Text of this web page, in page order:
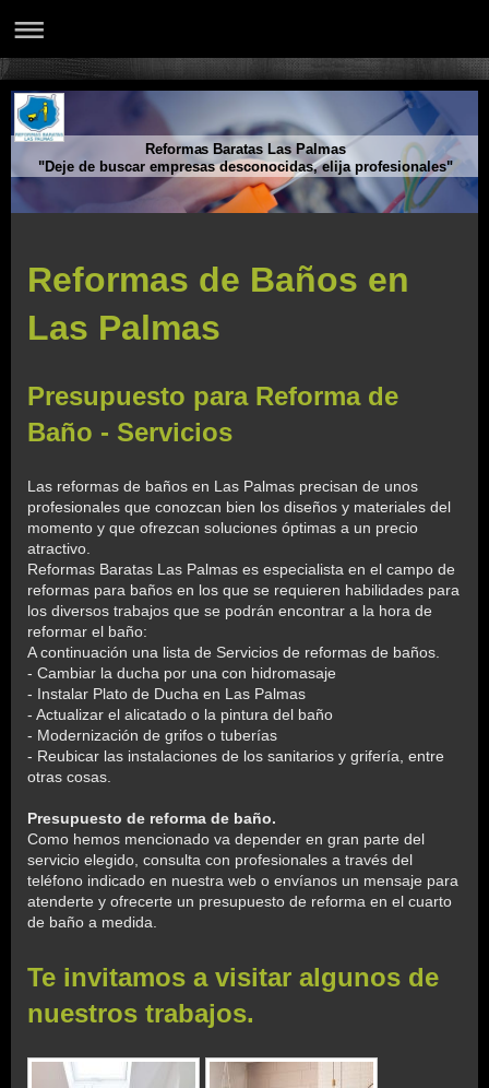
Reformas Baratas Las Palmas
"Deje de buscar empresas desconocidas, elija profesionales"
Reformas de Baños en
Las Palmas
Presupuesto para Reforma de
Baño - Servicios
Las reformas de baños en Las Palmas precisan de unos
profesionales que conozcan bien los diseños y materiales del
momento y que ofrezcan soluciones óptimas a un precio
atractivo.
Reformas Baratas Las Palmas es especialista en el campo de
reformas para baños en los que se requieren habilidades para
los diversos trabajos que se podrán encontrar a la hora de
reformar el baño:
A continuación una lista de Servicios de reformas de baños.
- Cambiar la ducha por una con hidromasaje
- Instalar Plato de Ducha en Las Palmas
- Actualizar el alicatado o la pintura del baño
- Modernización de grifos o tuberías
- Reubicar las instalaciones de los sanitarios y grifería, entre
otras cosas.
Presupuesto de reforma de baño.
Como hemos mencionado va depender en gran parte del
servicio elegido, consulta con profesionales a través del
teléfono indicado en nuestra web o envíanos un mensaje para
atenderte y ofrecerte un presupuesto de reforma en el cuarto
de baño a medida.
Te invitamos a visitar algunos de
nuestros trabajos.